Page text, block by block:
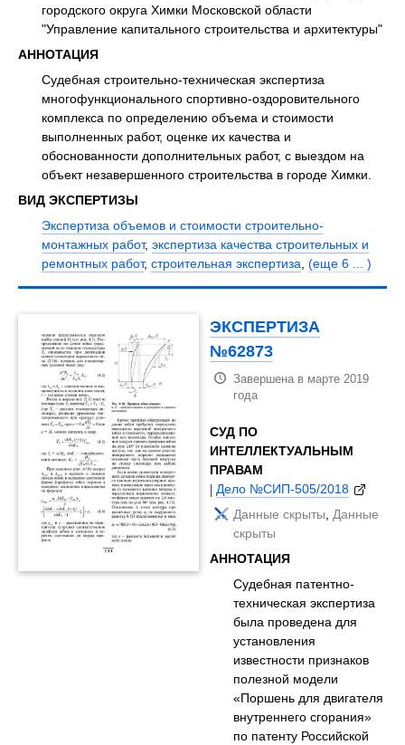
городского округа Химки Московской области
"Управление капитального строительства и архитектуры"
АННОТАЦИЯ
Судебная строительно-техническая экспертиза
многофункционального спортивно-оздоровительного
комплекса по определению объема и стоимости
выполненных работ, оценке их качества и
обоснованности дополнительных работ, с выездом на
объект незавершенного строительства в городе Химки.
ВИД ЭКСПЕРТИЗЫ
Экспертиза объемов и стоимости строительно-
монтажных работ, экспертиза качества строительных и
ремонтных работ, строительная экспертиза (еще 6 ... )
ЭКСПЕРТИЗА
№62873
Завершена в марте 2019
года
СУД ПО
ИНТЕЛЛЕКТУАЛЬНЫМ
ПРАВАМ
|Дело №СИП-505/2018
Данные скрыты,Данные
скрыты
АННОТАЦИЯ
Судебная патентно-
техническая экспертиза
была проведена для
установления
известности признаков
полезной модели
«Поршень для двигателя
внутреннего сгорания»
по патенту Российской